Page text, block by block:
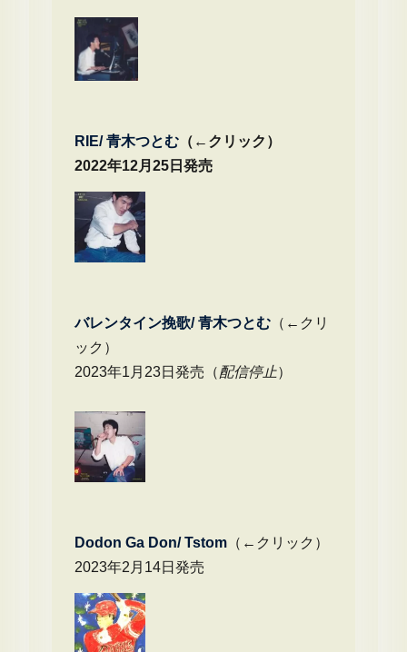
RIE/ 青木つとむ（←クリック）
2022年12月25日発売
バレンタイン挽歌/ 青木つとむ（←クリ
ック）
2023年1月23日発売（配信停止）
Dodon Ga Don/ Tstom（←クリック）
2023年2月14日発売